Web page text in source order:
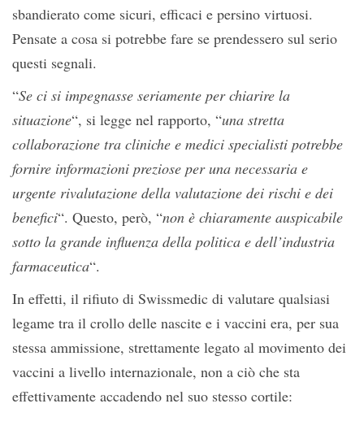
sbandierato come sicuri, efficaci e persino virtuosi.
Pensate a cosa si potrebbe fare se prendessero sul serio
questi segnali.
“Se ci si impegnasse seriamente per chiarire la
situazione“, si legge nel rapporto, “una stretta
collaborazione tra cliniche e medici specialisti potrebbe
fornire informazioni preziose per una necessaria e
urgente rivalutazione della valutazione dei rischi e dei
benefici“. Questo, però, “non è chiaramente auspicabile
sotto la grande influenza della politica e dell’industria
farmaceutica“.
In effetti, il rifiuto di Swissmedic di valutare qualsiasi
legame tra il crollo delle nascite e i vaccini era, per sua
stessa ammissione, strettamente legato al movimento dei
vaccini a livello internazionale, non a ciò che sta
effettivamente accadendo nel suo stesso cortile: